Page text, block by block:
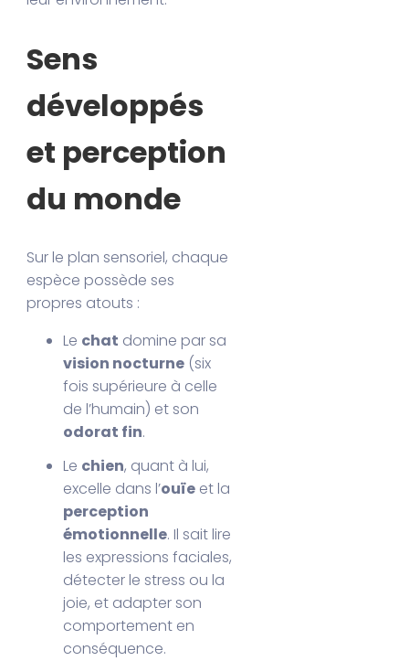
Sens
développés
et perception
du monde
Sur le plan sensoriel, chaque
espèce possède ses
propres atouts :
Le chat domine par sa
vision nocturne (six
fois supérieure à celle
de l’humain) et son
odorat fin.
Le chien, quant à lui,
excelle dans l’ouïe et la
perception
émotionnelle. Il sait lire
les expressions faciales,
détecter le stress ou la
joie, et adapter son
comportement en
conséquence.